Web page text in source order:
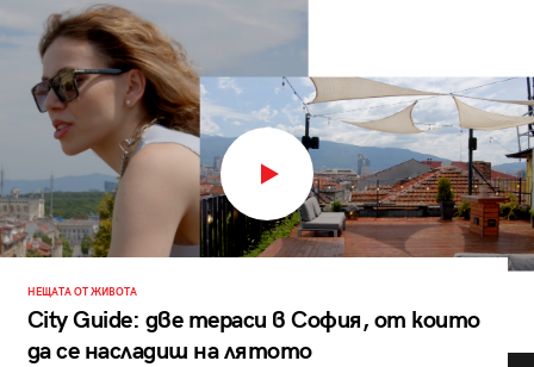
НЕЩАТА ОТ ЖИВОТА
City Guide: две тераси в София, от които
да се насладиш на лятото